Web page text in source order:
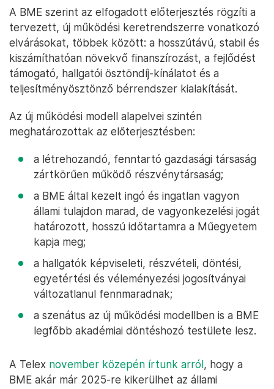
A BME szerint az elfogadott előterjesztés rögzíti a
tervezett, új működési keretrendszerre vonatkozó
elvárásokat, többek között: a hosszútávú, stabil és
kiszámíthatóan növekvő finanszírozást, a fejlődést
támogató, hallgatói ösztöndíj-kínálatot és a
teljesítményösztönző bérrendszer kialakítását.
Az új működési modell alapelvei szintén
meghatározottak az előterjesztésben:
a létrehozandó, fenntartó gazdasági társaság
zártkörűen működő részvénytársaság;
a BME által kezelt ingó és ingatlan vagyon
állami tulajdon marad, de vagyonkezelési jogát
határozott, hosszú időtartamra a Műegyetem
kapja meg;
a hallgatók képviseleti, részvételi, döntési,
egyetértési és véleményezési jogosítványai
változatlanul fennmaradnak;
a szenátus az új működési modellben is a BME
legfőbb akadémiai döntéshozó testülete lesz.
A Telex november közepén írtunk arról, hogy a
BME akár már 2025-re kikerülhet az állami